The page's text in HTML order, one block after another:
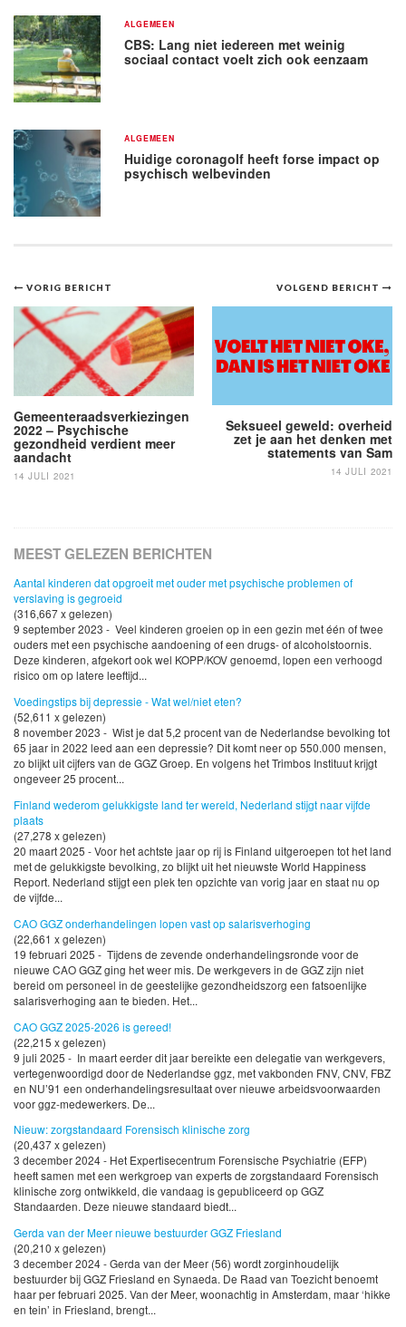
ALGEMEEN
CBS: Lang niet iedereen met weinig
sociaal contact voelt zich ook eenzaam
ALGEMEEN
Huidige coronagolf heeft forse impact op
psychisch welbevinden
Bericht
navigatie
VOLGEND BERICHT
Seksueel geweld: overheid
zet je aan het denken met
statements van Sam
14 JULI 2021
VORIG BERICHT
Gemeenteraadsverkiezingen
2022 – Psychische
gezondheid verdient meer
aandacht
14 JULI 2021
MEEST GELEZEN BERICHTEN
Aantal kinderen dat opgroeit met ouder met psychische problemen of
verslaving is gegroeid
(316,667 x gelezen)
9 september 2023 - Veel kinderen groeien op in een gezin met één of twee
ouders met een psychische aandoening of een drugs- of alcoholstoornis.
Deze kinderen, afgekort ook wel KOPP/KOV genoemd, lopen een verhoogd
risico om op latere leeftijd...
Voedingstips bij depressie - Wat wel/niet eten?
(52,611 x gelezen)
8 november 2023 - Wist je dat 5,2 procent van de Nederlandse bevolking tot
65 jaar in 2022 leed aan een depressie? Dit komt neer op 550.000 mensen,
zo blijkt uit cijfers van de GGZ Groep. En volgens het Trimbos Instituut krijgt
ongeveer 25 procent...
Finland wederom gelukkigste land ter wereld, Nederland stijgt naar vijfde
plaats
(27,278 x gelezen)
20 maart 2025 - Voor het achtste jaar op rij is Finland uitgeroepen tot het land
met de gelukkigste bevolking, zo blijkt uit het nieuwste World Happiness
Report. Nederland stijgt een plek ten opzichte van vorig jaar en staat nu op
de vijfde...
CAO GGZ onderhandelingen lopen vast op salarisverhoging
(22,661 x gelezen)
19 februari 2025 - Tijdens de zevende onderhandelingsronde voor de
nieuwe CAO GGZ ging het weer mis. De werkgevers in de GGZ zijn niet
bereid om personeel in de geestelijke gezondheidszorg een fatsoenlijke
salarisverhoging aan te bieden. Het...
CAO GGZ 2025-2026 is gereed!
(22,215 x gelezen)
9 juli 2025 - In maart eerder dit jaar bereikte een delegatie van werkgevers,
vertegenwoordigd door de Nederlandse ggz, met vakbonden FNV, CNV, FBZ
en NU’91 een onderhandelingsresultaat over nieuwe arbeidsvoorwaarden
voor ggz-medewerkers. De...
Nieuw: zorgstandaard Forensisch klinische zorg
(20,437 x gelezen)
3 december 2024 - Het Expertisecentrum Forensische Psychiatrie (EFP)
heeft samen met een werkgroep van experts de zorgstandaard Forensisch
klinische zorg ontwikkeld, die vandaag is gepubliceerd op GGZ
Standaarden. Deze nieuwe standaard biedt...
Gerda van der Meer nieuwe bestuurder GGZ Friesland
(20,210 x gelezen)
3 december 2024 - Gerda van der Meer (56) wordt zorginhoudelijk
bestuurder bij GGZ Friesland en Synaeda. De Raad van Toezicht benoemt
haar per februari 2025. Van der Meer, woonachtig in Amsterdam, maar ‘hikke
en tein’ in Friesland, brengt...